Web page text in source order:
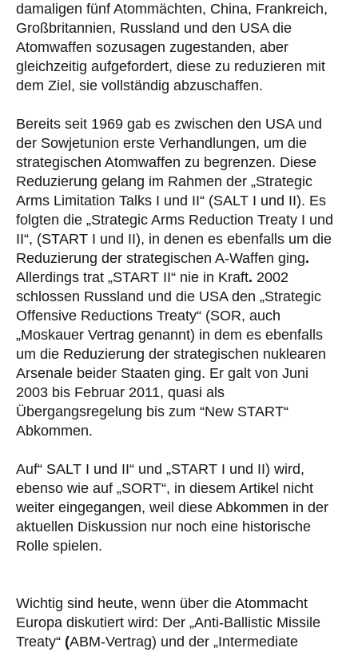
damaligen fünf Atommächten, China, Frankreich,
Großbritannien, Russland und den USA die
Atomwaffen sozusagen zugestanden, aber
gleichzeitig aufgefordert, diese zu reduzieren mit
dem Ziel, sie vollständig abzuschaffen.
Bereits seit 1969 gab es zwischen den USA und
der Sowjetunion erste Verhandlungen, um die
strategischen Atomwaffen zu begrenzen. Diese
Reduzierung gelang im Rahmen der „Strategic
Arms Limitation Talks I und II“ (SALT I und II). Es
folgten die „Strategic Arms Reduction Treaty I und
II“, (START I und II), in denen es ebenfalls um die
Reduzierung der strategischen A-Waffen ging.
Allerdings trat „START II“ nie in Kraft. 2002
schlossen Russland und die USA den „Strategic
Offensive Reductions Treaty“ (SOR, auch
„Moskauer Vertrag genannt) in dem es ebenfalls
um die Reduzierung der strategischen nuklearen
Arsenale beider Staaten ging. Er galt von Juni
2003 bis Februar 2011, quasi als
Übergangsregelung bis zum “New START“
Abkommen.
Auf“ SALT I und II“ und „START I und II) wird,
ebenso wie auf „SORT“, in diesem Artikel nicht
weiter eingegangen, weil diese Abkommen in der
aktuellen Diskussion nur noch eine historische
Rolle spielen.
Wichtig sind heute, wenn über die Atommacht
Europa diskutiert wird: Der „Anti-Ballistic Missile
Treaty“ (ABM-Vertrag) und der „Intermediate